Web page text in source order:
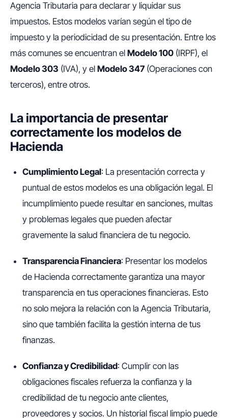
Agencia Tributaria para declarar y liquidar sus
impuestos. Estos modelos varían según el tipo de
impuesto y la periodicidad de su presentación. Entre los
más comunes se encuentran el Modelo 100 (IRPF), el
Modelo 303 (IVA), y el Modelo 347 (Operaciones con
terceros), entre otros.
La importancia de presentar
correctamente los modelos de
Hacienda
Cumplimiento Legal: La presentación correcta y
puntual de estos modelos es una obligación legal. El
incumplimiento puede resultar en sanciones, multas
y problemas legales que pueden afectar
gravemente la salud financiera de tu negocio.
Transparencia Financiera: Presentar los modelos
de Hacienda correctamente garantiza una mayor
transparencia en tus operaciones financieras. Esto
no solo mejora la relación con la Agencia Tributaria,
sino que también facilita la gestión interna de tus
finanzas.
Confianza y Credibilidad: Cumplir con las
obligaciones fiscales refuerza la confianza y la
credibilidad de tu negocio ante clientes,
proveedores y socios. Un historial fiscal limpio puede